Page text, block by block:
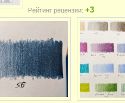
Рейтинг рецензии: +3